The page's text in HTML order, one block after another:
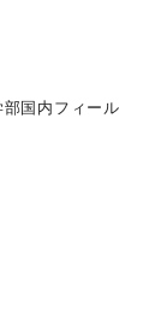
国内フィール